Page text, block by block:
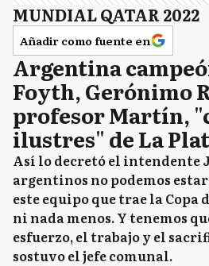
MUNDIAL QATAR 2022
Añadir como fuente en
Argentina
Foyth, Gerónimo
profesor Martín,
ilustres" de La
Así lo decretó el intendente
argentinos no podemos
este equipo que trae la Copa
ni nada menos. Y tenemos
esfuerzo, el trabajo y el
sostuvo el jefe comunal.